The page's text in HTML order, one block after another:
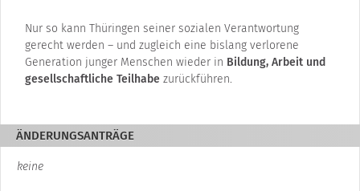
Nur so kann Thüringen seiner sozialen Verantwortung
gerecht werden – und zugleich eine bislang verlorene
Generation junger Menschen wieder in Bildung, Arbeit und
gesellschaftliche Teilhabe zurückführen.
ÄNDERUNGSANTRÄGE
keine